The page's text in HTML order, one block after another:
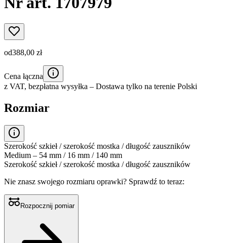
od388,00 zł
Cena łączna
z VAT, bezpłatna wysyłka – Dostawa tylko na terenie Polski
Rozmiar
Szerokość szkieł / szerokość mostka / długość zauszników
Medium – 54 mm / 16 mm / 140 mm
Szerokość szkieł / szerokość mostka / długość zauszników
Nie znasz swojego rozmiaru oprawki? Sprawdź to teraz:
Rozpocznij pomiar